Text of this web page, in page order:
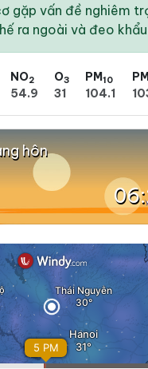
gặp vấn đề nghiêm
ra ngoài và đeo
NO2
54.9
O3
31
PM10
104.1
hôn